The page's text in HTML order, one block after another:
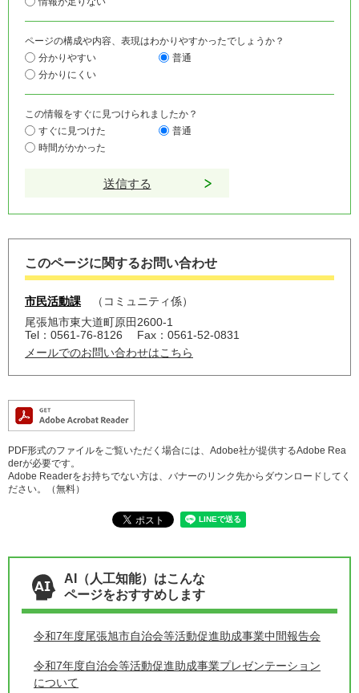
ページの構成や内容、表現はわかりやすかったでしょうか？
分かりやすい
普通
分かりにくい
この情報をすぐに見つけられましたか？
すぐに見つけた
普通
時間がかかった
このページに関するお問い合わせ
市民活動課
コミュニティ係
尾張旭市東大道町原田2600-1
Tel：0561-76-8126
Fax：0561-52-0831
メールでのお問い合わせはこちら
PDF形式のファイルをご覧いただく場合には、Adobe社が提供するAdobe Rea
derが必要です。
Adobe Readerをお持ちでない方は、バナーのリンク先からダウンロードしてく
ださい。（無料）
AI（人工知能）はこんな
ページをおすすめします
令和7年度尾張旭市自治会等活動促進助成事業中間報告会
令和7年度自治会等活動促進助成事業プレゼンテーション
について